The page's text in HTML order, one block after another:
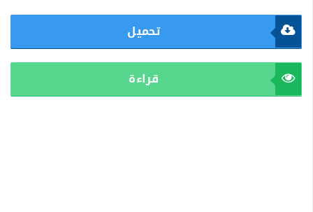
تحميل
قراءة